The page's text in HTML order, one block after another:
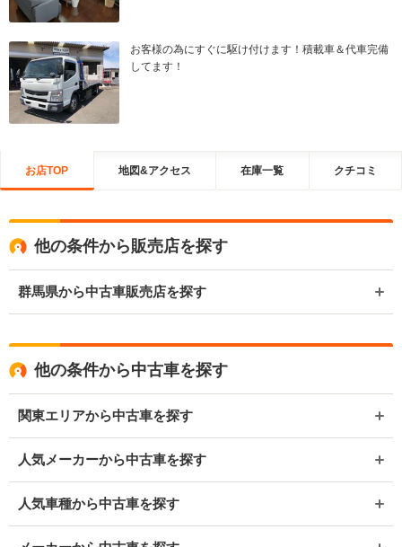
お客様の為にすぐに駆け付けます！積載車＆代車完備
してます！
お店TOP 地図&アクセス 在庫一覧 クチコミ
他の条件から販売店を探す
群馬県から中古車販売店を探す
他の条件から中古車を探す
関東エリアから中古車を探す
人気メーカーから中古車を探す
人気車種から中古車を探す